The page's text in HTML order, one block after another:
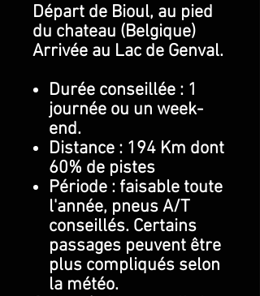
Départ de Bioul, au pied
du chateau (Belgique)
Arrivée au Lac de Genval.
Durée conseillée : 1
journée ou un week-
end.
Distance : 194 Km dont
60% de pistes
Période : faisable toute
l'année, pneus A/T
conseillés. Certains
passages peuvent être
plus compliqués selon
la météo.